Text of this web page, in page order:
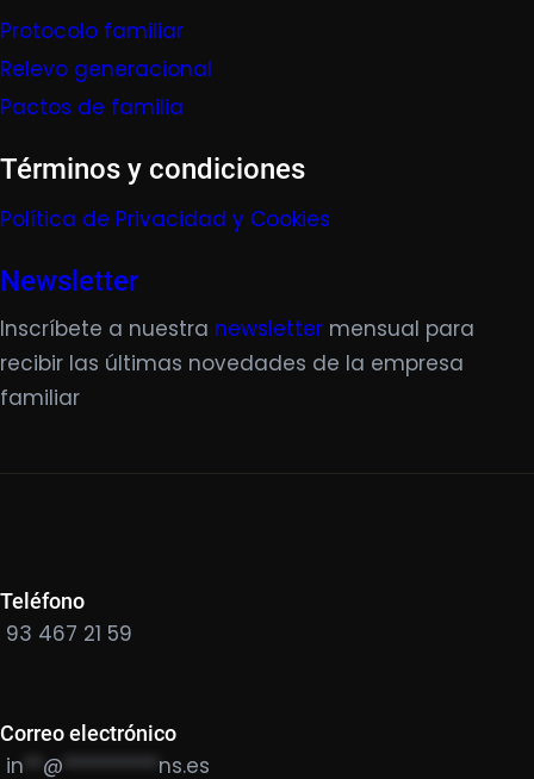
Protocolo familiar
Relevo generacional
Pactos de familia
Términos y condiciones
Política de Privacidad y Cookies
Newsletter
Inscríbete a nuestra newsletter mensual para
recibir las últimas novedades de la empresa
familiar
Teléfono
93 467 21 59
Correo electrónico
in @ ********** ns.es